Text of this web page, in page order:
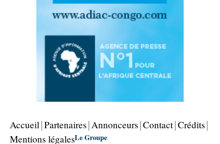
Accueil Partenaires Annonceurs Contact Crédits
Mentions légalesLe Groupe